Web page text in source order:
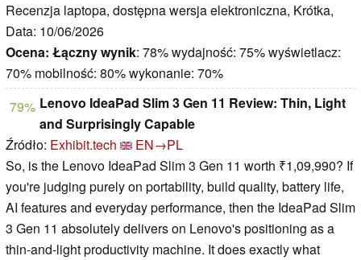
Recenzja laptopa, dostępna wersja elektroniczna, Krótka,
Data: 10/06/2026
Ocena: Łączny wynik: 78% wydajność: 75% wyświetlacz:
70% mobilność: 80% wykonanie: 70%
79% Lenovo IdeaPad Slim 3 Gen 11 Review: Thin, Light
and Surprisingly Capable
Źródło: Exhibit.tech
EN→PL
So, is the Lenovo IdeaPad Slim 3 Gen 11 worth ₹1,09,990? If
you're judging purely on portability, build quality, battery life,
AI features and everyday performance, then the IdeaPad Slim
3 Gen 11 absolutely delivers on Lenovo's positioning as a
thin-and-light productivity machine. It does exactly what